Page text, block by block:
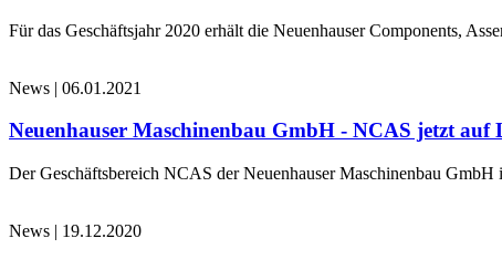
Für das Geschäftsjahr 2020 erhält die Neuenhauser Components,
News | 06.01.2021
Neuenhauser Maschinenbau GmbH - NCAS jetzt
Der Geschäftsbereich NCAS der Neuenhauser Maschinenbau
News | 19.12.2020